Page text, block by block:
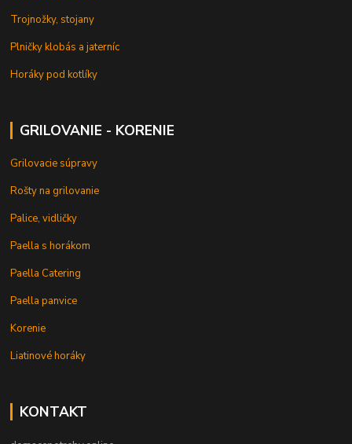
Trojnožky, stojany
Plničky klobás a jaterníc
Horáky pod kotlíky
GRILOVANIE - KORENIE
Grilovacie súpravy
Rošty na grilovanie
Palice, vidličky
Paella s horákom
Paella Catering
Paella panvice
Korenie
Liatinové horáky
KONTAKT